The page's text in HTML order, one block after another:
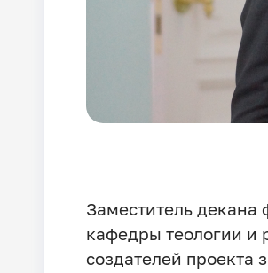
Заместитель декана
кафедры теологии и
создателей проекта